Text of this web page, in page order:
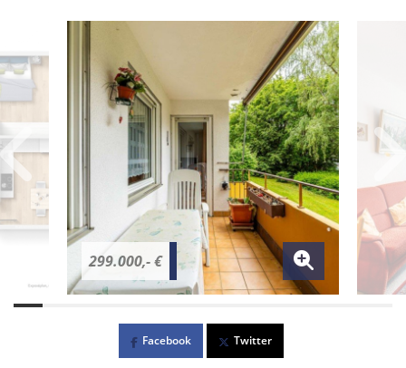
299.000,- €
Facebook Twitter